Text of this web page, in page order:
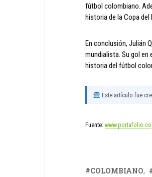
fútbol colombiano.
historia de la Copa del
En conclusión, Julián
mundialista. Su gol en
historia del fútbol
Este artículo fue
Fuente: www.portafolio.co
COLOMBIANO